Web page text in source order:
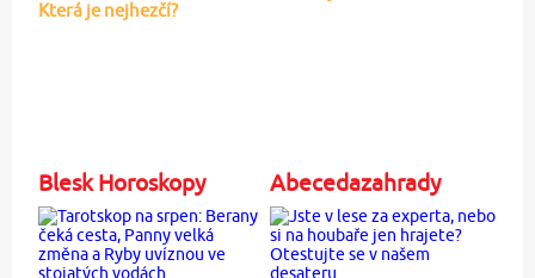
Která je nejhezčí?
Blesk Horoskopy Abecedazahrady